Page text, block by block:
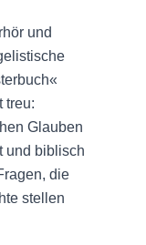
und
treu:
Glauben
und biblisch
die
stellen